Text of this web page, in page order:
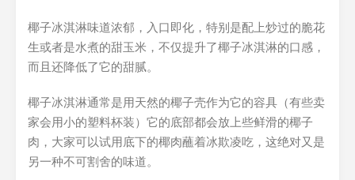
椰子冰淇淋味道浓郁，入口即化，特别是配上炒过的脆花
生或者是水煮的甜玉米，不仅提升了椰子冰淇淋的口感，
而且还降低了它的甜腻。
椰子冰淇淋通常是用天然的椰子壳作为它的容具（有些卖
家会用小的塑料杯装）它的底部都会放上些鲜滑的椰子
肉，大家可以试用底下的椰肉蘸着冰欺凌吃，这绝对又是
另一种不可割舍的味道。